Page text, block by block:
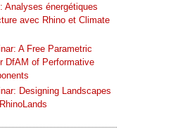
Analyses énergétiques
avec Rhino et Climate
A Free Parametric
DfAM of Performative
Designing Landscapes